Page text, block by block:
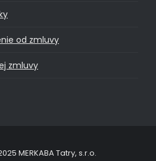
od zmluvy
zmluvy
MERKABA Tatry, s.r.o.